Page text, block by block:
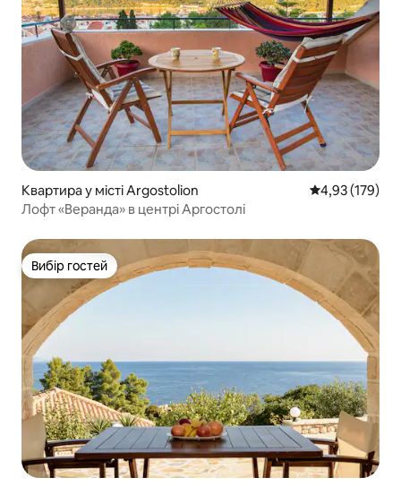
Квартира у місті Argostolion Середня
4,93 (179)
Лофт «Веранда» в центрі Аргостолі
Вибір гостей
Вибір гостей